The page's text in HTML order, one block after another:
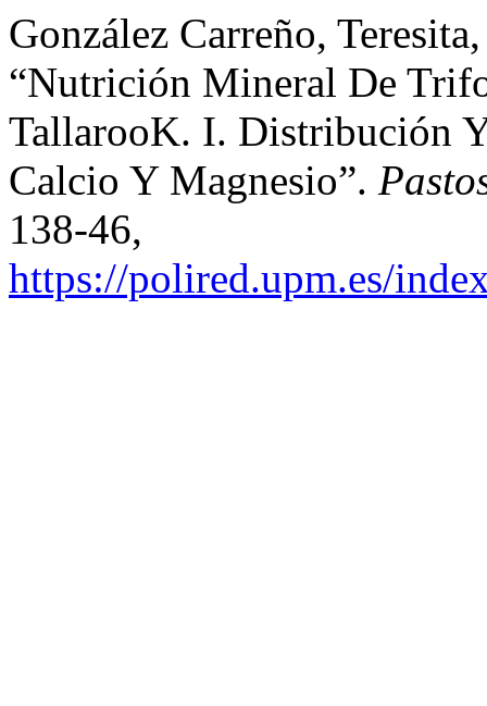
González Carreño,
“Nutrición Mineral De
TallarooK. I. Distribución
Calcio Y Magnesio”.
138-46,
https://polired.upm.es/